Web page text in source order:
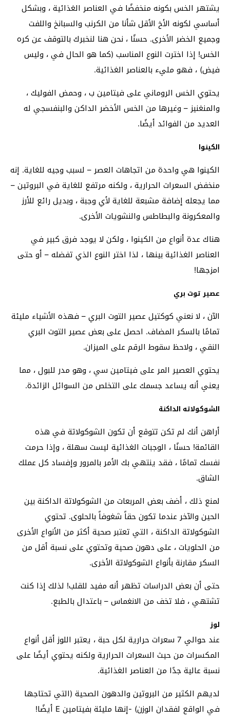
يشتهر الخس بكونه منخفضًا في العناصر الغذائية ، وبشكل
أساسي لكونه الأخ الأقل شأنا من الكرنب والسبانخ واللفت
وجميع الخضر الأخرى. حسنًا ، نحن هنا لنخبرك بالتوقف عن كره
الخس! إذا اخترت النوع المناسب (كما هو الحال في ، وليس
فيض) ، فهو مليء بالعناصر الغذائية.
يحتوي الخس الروماني على فيتامين ب ، وحمض الفوليك ،
والمنغنيز – وغيرها من الخس الأخضر الداكن والبنفسجي له
العديد من الفوائد أيضًا.
الكينوا
الكينوا هي واحدة من اتجاهات العصر – لسبب وجيه للغاية. إنه
منخفض السعرات الحرارية ، ولكنه مرتفع للغاية في البروتين –
مما يجعله إضافة مشبعة للغاية لأي وجبة ، وبديل رائع للأرز
والمعكرونة والبطاطس والنشويات الأخرى.
هناك عدة أنواع من الكينوا ، ولكن لا يوجد فرق كبير في
العناصر الغذائية بينها ، لذا اختر النوع الذي تفضله – أو حتى
امزجها!
عصير توت بري
الآن ، لا نعني كوكتيل عصير التوت البري – فهذه الأشياء مليئة
تمامًا بالسكر المضاف. احصل على بعض عصير التوت البري
النقي ، ولاحظ سقوط الرقم على الميزان.
يحتوي العصير المر على فيتامين سي ، وهو مدر للبول ، مما
يعني أنه يساعد جسمك على التخلص من السوائل الزائدة.
الشوكولاته الداكنة
أراهن أنك لم تكن تتوقع أن تكون الشوكولاتة في هذه
القائمة! حسنًا ، الوجبات الغذائية ليست سهلة ، وإذا حرمت
نفسك تمامًا ، فقد ينتهي بك الأمر بالمرور وإفساد كل عملك
الشاق.
لمنع ذلك ، أضف بعض المربعات من الشوكولاتة الداكنة بين
الحين والآخر عندما تكون حقاً شغوفاً بالحلوى. تحتوي
الشوكولاتة الداكنة ، التي تعتبر صحية أكثر من الأنواع الأخرى
من الحلويات ، على دهون صحية وتحتوي على نسبة أقل من
السكر مقارنة بأنواع الشوكولاتة الأخرى.
حتى أن بعض الدراسات تظهر أنه مفيد للقلب! لذلك إذا كنت
تشتهي ، فلا تخف من الانغماس – باعتدال بالطبع.
لوز
عند حوالي 7 سعرات حرارية لكل حبة ، يعتبر اللوز أقل أنواع
المكسرات من حيث السعرات الحرارية ولكنه يحتوي أيضًا على
نسبة عالية جدًا من العناصر الغذائية.
لديهم الكثير من البروتين والدهون الصحية (التي تحتاجها
في الواقع لفقدان الوزن) -إنها مليئة بفيتامين E أيضًا!